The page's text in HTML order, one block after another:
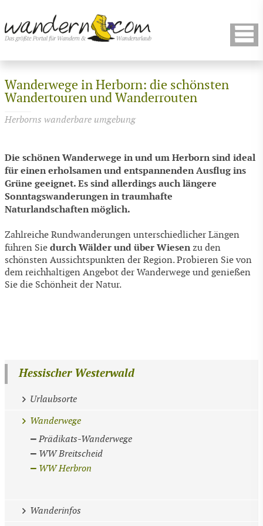
Wanderwege in Herborn: die schönsten
Wandertouren und Wanderrouten
Herborns wanderbare umgebung
Die schönen Wanderwege in und um Herborn sind ideal
für einen erholsamen und entspannenden Ausflug ins
Grüne geeignet. Es sind allerdings auch längere
Sonntagswanderungen in traumhafte
Naturlandschaften möglich.
Zahlreiche Rundwanderungen unterschiedlicher Längen
führen Sie durch Wälder und über Wiesen zu den
schönsten Aussichtspunkten der Region. Probieren Sie von
dem reichhaltigen Angebot der Wanderwege und genießen
Sie die Schönheit der Natur.
Hessischer Westerwald
Urlaubsorte
Wanderwege
Prädikats-Wanderwege
WW Breitscheid
WW Herbron
Wanderinfos